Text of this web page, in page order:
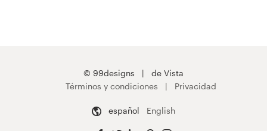
© 99designs
de Vista
Términos y condiciones
Privacidad
español English